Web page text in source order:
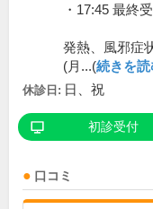
・17:45 最終
発熱、風邪症
(月...(続きを読
休診日: 日、祝
初診受付
口コミ